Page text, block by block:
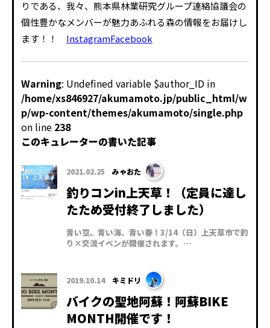
りである、我々、熊本県林業研究グループ連絡協議会の
個性豊かなメンバーが魅力あふれる森の情報をお届けし
ます！！ InstagramFacebook
Warning: Undefined variable $author_ID in
/home/xs846927/akumamoto.jp/public_html/w
p/wp-content/themes/akumamoto/single.php
on line 238
このキュレーターの書いた記事
2021.02.25 みゃおた
釣りコンin上天草！（定員に達し
たため受付終了しました）
青い空、青い海、青い春！3/14（日）上天草市で釣
り×交流イベンが開催されます。…
2019.10.14 キミドリ
バイクの聖地阿蘇！阿蘇BIKE
MONTH開催です！